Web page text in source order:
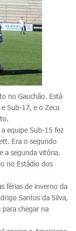
no Gauchão. Está
Sub-17, e o Zeca
equipe Sub-15 fez
Era o segundo
a segunda vitória.
no Estádio dos
férias de inverno da
Santos da Silva,
chegar na